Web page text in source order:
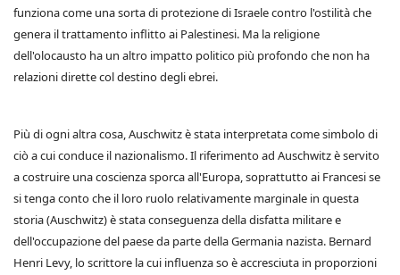
funziona come una sorta di protezione di Israele contro l'ostilità che
genera il trattamento inflitto ai Palestinesi. Ma la religione
dell'olocausto ha un altro impatto politico più profondo che non ha
relazioni dirette col destino degli ebrei.
Più di ogni altra cosa, Auschwitz è stata interpretata come simbolo di
ciò a cui conduce il nazionalismo. Il riferimento ad Auschwitz è servito
a costruire una coscienza sporca all'Europa, soprattutto ai Francesi se
si tenga conto che il loro ruolo relativamente marginale in questa
storia (Auschwitz) è stata conseguenza della disfatta militare e
dell'occupazione del paese da parte della Germania nazista. Bernard
Henri Levy, lo scrittore la cui influenza so è accresciuta in proporzioni